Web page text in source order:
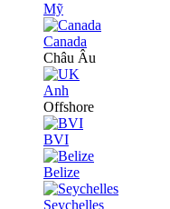
Mỹ
Canada
Châu Âu
Anh
Offshore
BVI
Belize
Seychelles